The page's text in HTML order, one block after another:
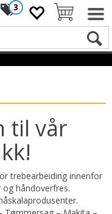
3
til vår
trebearbeiding innenfor
håndoverfres.